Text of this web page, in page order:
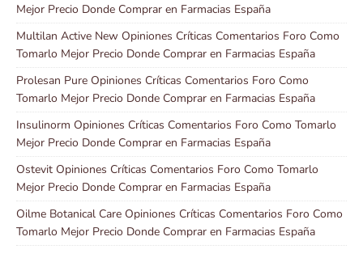
Mejor Precio Donde Comprar en Farmacias España
Multilan Active New Opiniones Críticas Comentarios Foro Como
Tomarlo Mejor Precio Donde Comprar en Farmacias España
Prolesan Pure Opiniones Críticas Comentarios Foro Como
Tomarlo Mejor Precio Donde Comprar en Farmacias España
Insulinorm Opiniones Críticas Comentarios Foro Como Tomarlo
Mejor Precio Donde Comprar en Farmacias España
Ostevit Opiniones Críticas Comentarios Foro Como Tomarlo
Mejor Precio Donde Comprar en Farmacias España
Oilme Botanical Care Opiniones Críticas Comentarios Foro Como
Tomarlo Mejor Precio Donde Comprar en Farmacias España